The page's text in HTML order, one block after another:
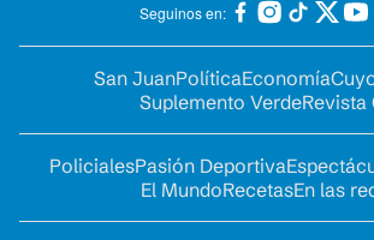
Seguinos en:
San JuanPolíticaEconomía
Suplemento VerdeRevista
PolicialesPasión Deportiva
El MundoRecetasEn las